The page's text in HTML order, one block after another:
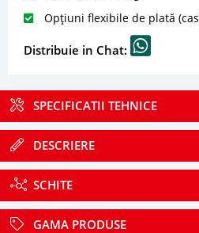
Opțiuni flexibile de plată
Distribuie in Chat:
SPECIFICATII TEHNICE
DESCRIERE
SCHITE
GAMA PRODUSE